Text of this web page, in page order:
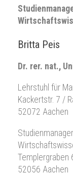
Britta Peis
Dr. rer. nat.,
Lehrstuhl für
Kackertstr. 7 /
52072 Aachen
Templergraben
52056 Aachen